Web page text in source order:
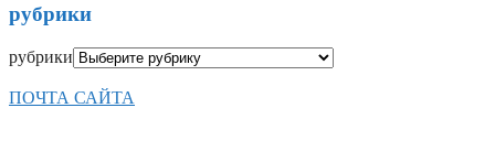
рубрики
рубрики
ПОЧТА САЙТА